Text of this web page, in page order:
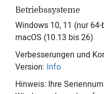
Betriebssysteme
Windows 10, 11 (nur
macOS (10.13 bis 26)
Verbesserungen und
Version: Info
Hinweis: Ihre